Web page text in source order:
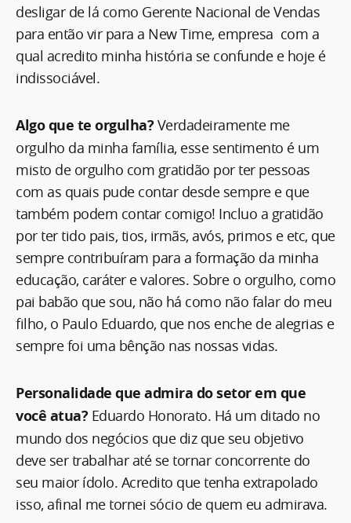
desligar de lá como Gerente Nacional de Vendas
para então vir para a New Time, empresa com a
qual acredito minha história se confunde e hoje é
indissociável.
Algo que te orgulha?Verdadeiramente me
orgulho da minha família, esse sentimento é um
misto de orgulho com gratidão por ter pessoas
com as quais pude contar desde sempre e que
também podem contar comigo! Incluo a gratidão
por ter tido pais, tios, irmãs, avós, primos e etc, que
sempre contribuíram para a formação da minha
educação, caráter e valores. Sobre o orgulho, como
pai babão que sou, não há como não falar do meu
filho, o Paulo Eduardo, que nos enche de alegrias e
sempre foi uma bênção nas nossas vidas.
Personalidade que admira do setor em que
você atua? Eduardo Honorato. Há um ditado no
mundo dos negócios que diz que seu objetivo
deve ser trabalhar até se tornar concorrente do
seu maior ídolo. Acredito que tenha extrapolado
isso, afinal me tornei sócio de quem eu admirava.